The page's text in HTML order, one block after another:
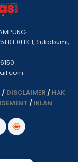
RT 01 LK I, Sukabumi,
/ DISCLAIMER / HAK
/ IKLAN